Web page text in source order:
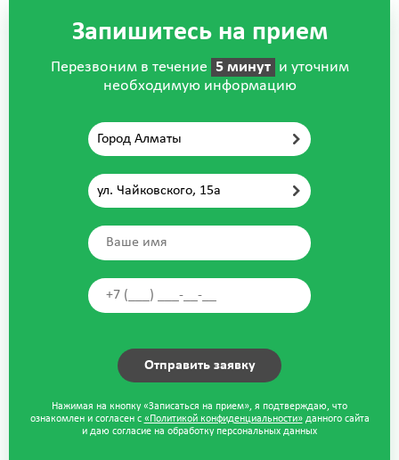
Запишитесь на прием
Перезвоним в течение 5 минут и уточним
необходимую информацию
Город Алматы
ул. Чайковского, 15а
Нажимая на кнопку «Записаться на прием», я подтверждаю, что
ознакомлен и согласен с «Политикой конфиденциальности»данного сайта
и даю согласие на обработку персональных данных